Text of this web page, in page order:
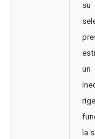
su
un
la